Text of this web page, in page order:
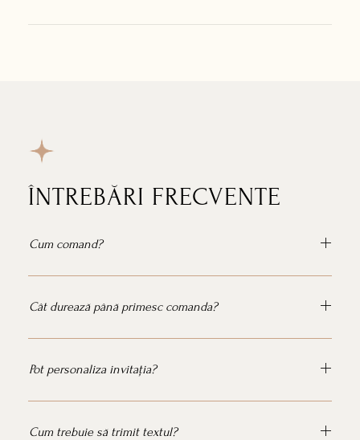
ÎNTREBĂRI FRECVENTE
Cum comand?
Cât durează până primesc comanda?
Pot personaliza invitația?
Cum trebuie să trimit textul?